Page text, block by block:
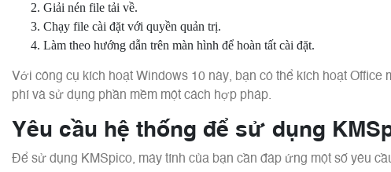
Giải nén file tải về.
Chạy file cài đặt với quyền quản trị.
Làm theo hướng dẫn trên màn hình để hoàn tất cài đặt.
Với công cụ kích hoạt Windows 10 này, bạn có thể kích hoạt
phí và sử dụng phần mềm một cách hợp pháp.
Yêu cầu hệ thống để sử dụng
Để sử dụng KMSpico, máy tính của bạn cần đáp ứng một số yêu